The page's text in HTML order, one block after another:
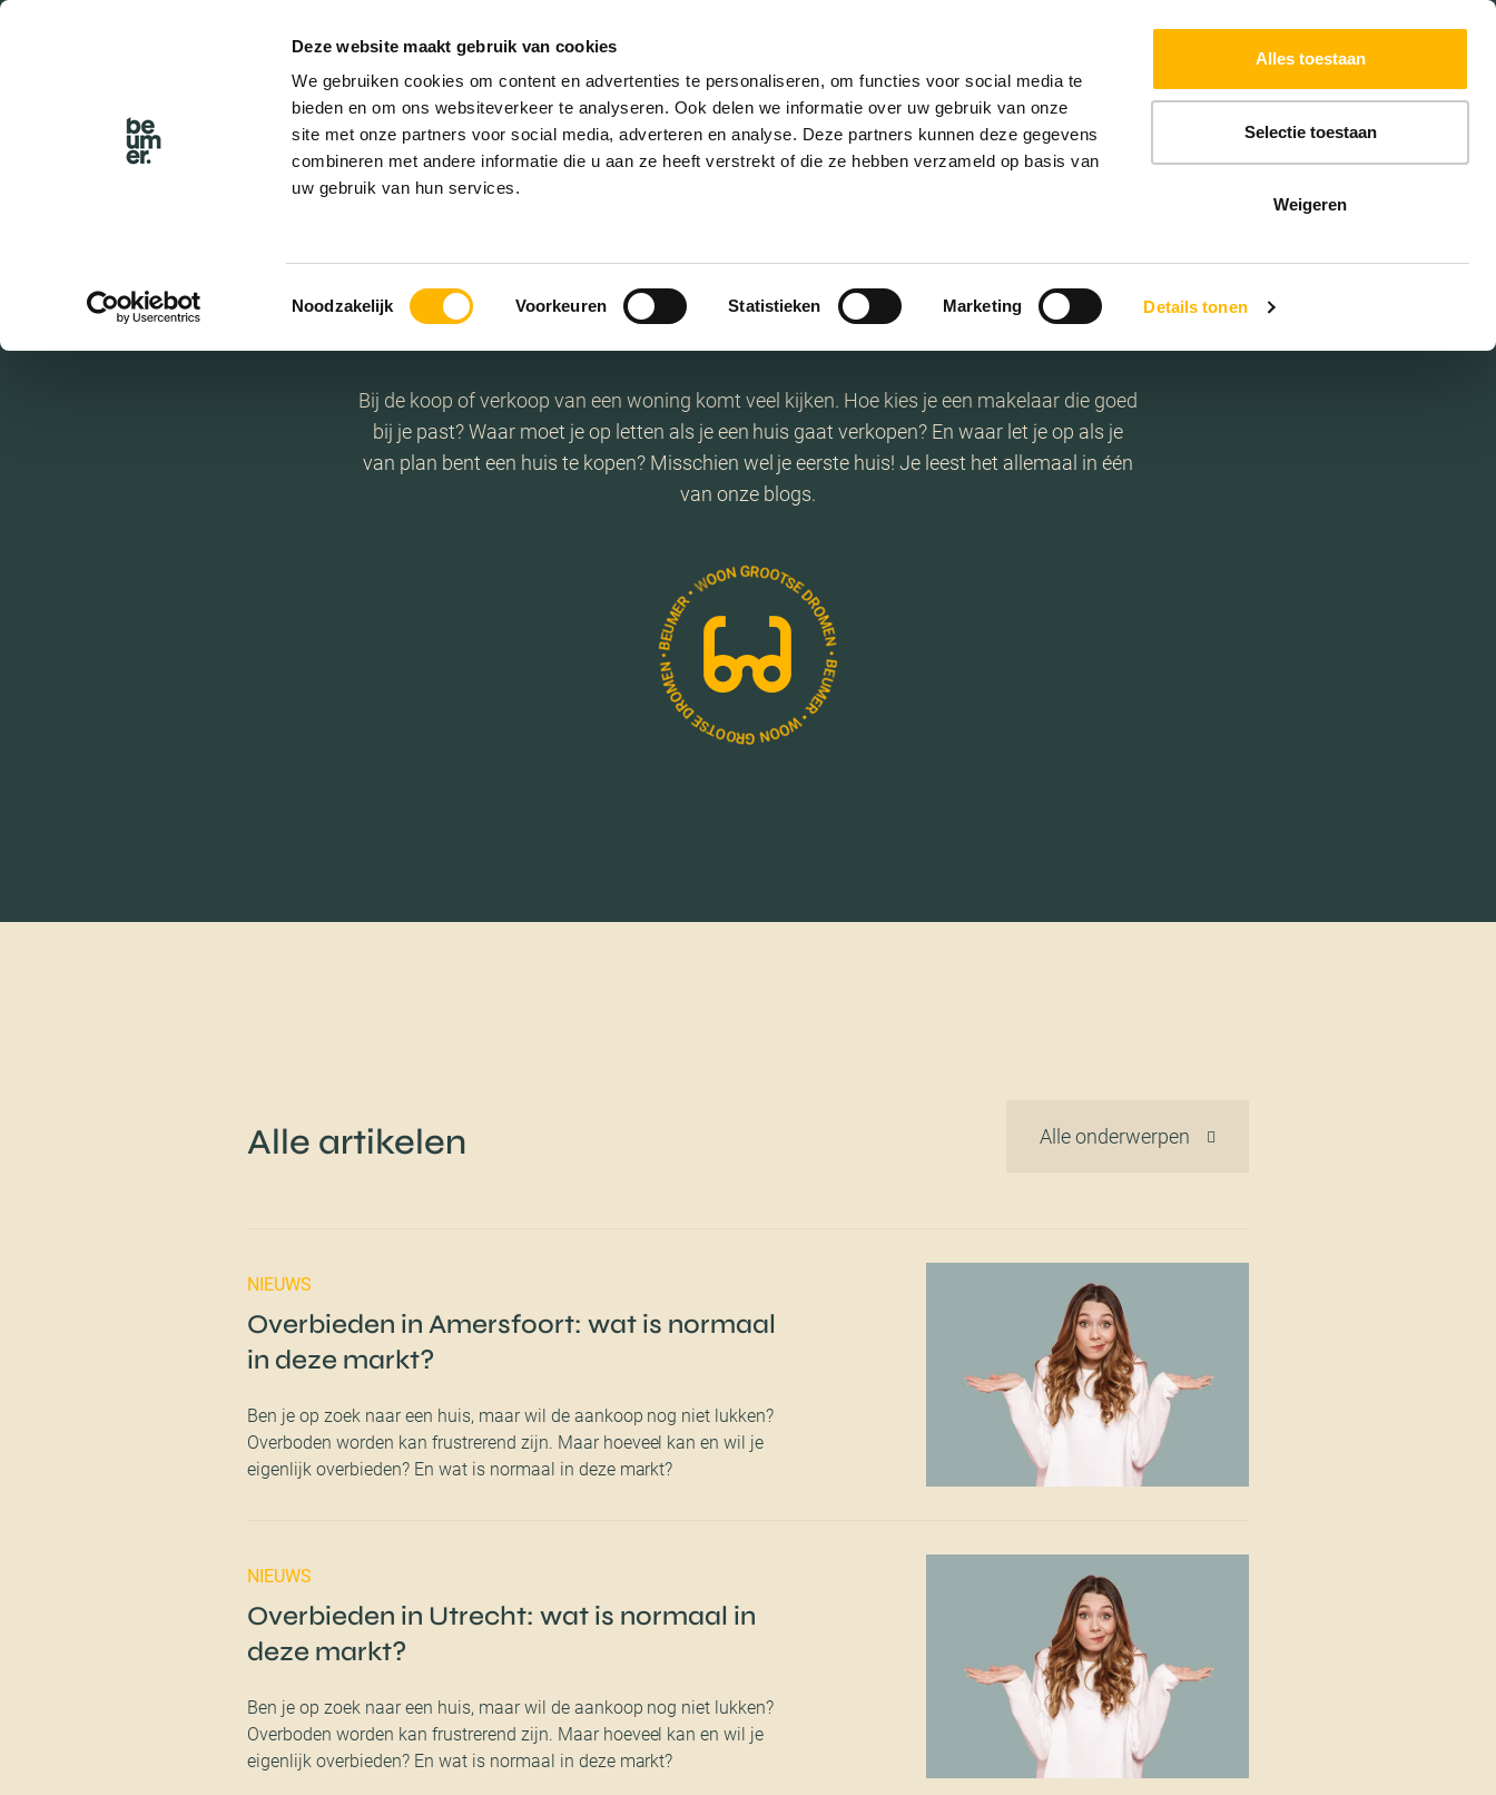
Deze website maakt gebruik van cookies
We gebruiken cookies om content en advertenties te personaliseren, om functies voor social media te
bieden en om ons websiteverkeer te analyseren. Ook delen we informatie over uw gebruik van onze
site met onze partners voor social media, adverteren en analyse. Deze partners kunnen deze gegevens
combineren met andere informatie die u aan ze heeft verstrekt of die ze hebben verzameld op basis van
uw gebruik van hun services.
Toestemmingsselectie
Noodzakelijk Voorkeuren Statistieken Marketing Details tonen
Alles toestaan
Selectie toestaan
Weigeren
EXTRA DIENSTEN
Stay tuned
Bij de koop of verkoop van een woning komt veel kijken. Hoe kies je een makelaar die goed
bij je past? Waar moet je op letten als je een huis gaat verkopen? En waar let je op als je
van plan bent een huis te kopen? Misschien wel je eerste huis! Je leest het allemaal in één
van onze blogs.
Alle artikelen Alle onderwerpen
NIEUWS
Overbieden in Amersfoort: wat is normaal
in deze markt?
Ben je op zoek naar een huis, maar wil de aankoop nog niet lukken?
Overboden worden kan frustrerend zijn. Maar hoeveel kan en wil je
eigenlijk overbieden? En wat is normaal in deze markt?
NIEUWS
Overbieden in Utrecht: wat is normaal in
deze markt?
Ben je op zoek naar een huis, maar wil de aankoop nog niet lukken?
Overboden worden kan frustrerend zijn. Maar hoeveel kan en wil je
eigenlijk overbieden? En wat is normaal in deze markt?